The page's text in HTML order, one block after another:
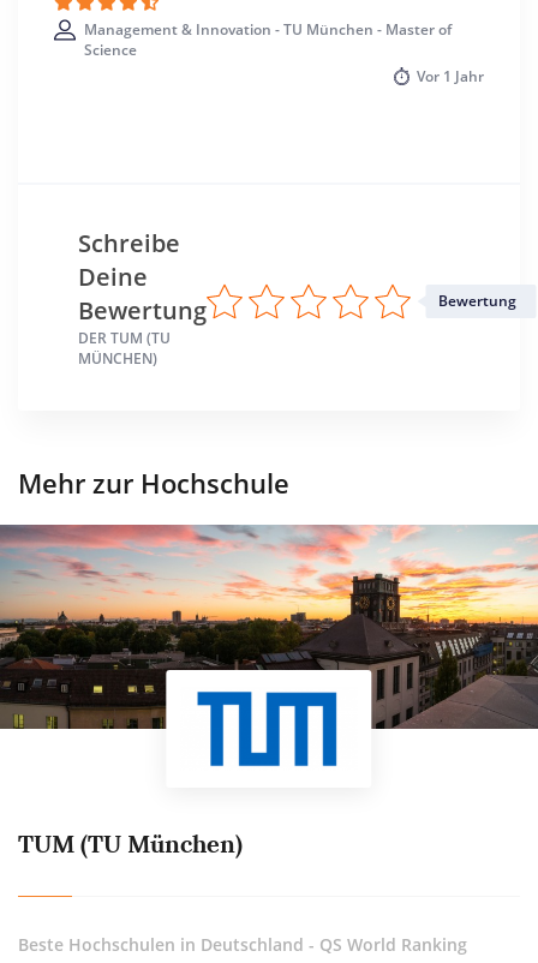
Standort
München >> München
Management & Innovation - TU München - Master of
Science
Vor 1 Jahr
Schreibe
Deine
Bewertung
DER TUM (TU
MÜNCHEN)
Bewertung
Mehr zur Hochschule
TUM (TU München)
Beste Hochschulen in Deutschland - QS World Ranking